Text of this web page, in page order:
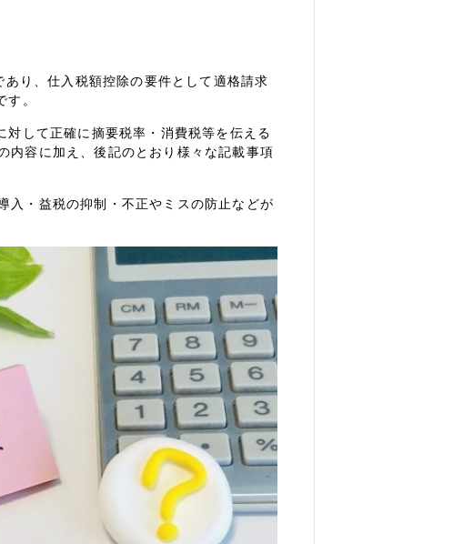
あり、仕入税額控除の要件として適格請求
。
対して正確に摘要税率・消費税等を伝える
内容に加え、後記のとおり様々な記載事項
入・益税の抑制・不正やミスの防止などが